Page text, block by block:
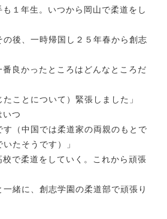
も１年生。いつから岡山で柔道をし
の後、一時帰国し２５年春から創志
番良かったところはどんなところだ
たことについて）緊張しました」
いつ
す（中国では柔道家の両親のもとで
たそうです）」
校で柔道をしていく。これから頑張
一緒に、創志学園の柔道部で頑張り